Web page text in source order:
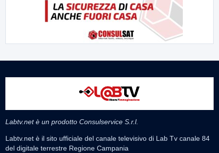
Labtv.net è un prodotto Consulservice S.r.l.
Labtv.net è il sito ufficiale del canale televisivo di Lab Tv canale 84
del digitale terrestre Regione Campania